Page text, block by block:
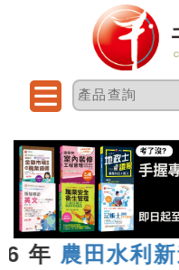
水利新進人員